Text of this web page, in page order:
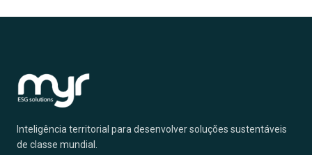
Inteligência territorial para desenvolver soluções sustentáveis
de classe mundial.